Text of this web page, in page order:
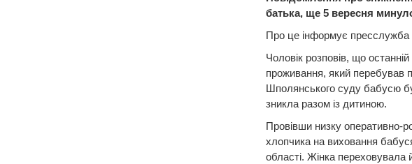
батька, ще 5 вересня
Про це інформує пресслужба
Чоловік розповів, що
проживання, який перебував
Шполянського суду бабусю
зникла разом із дитиною.
Провівши низку оперативно-
хлопчика на виховання
області. Жінка переховувала